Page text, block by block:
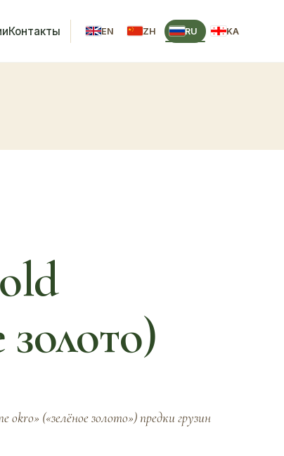
Контакты EN ZH RU KA
(«зелёное золото») предки грузин